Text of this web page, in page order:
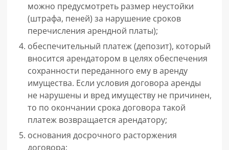
можно предусмотреть размер неустойки
(штрафа, пеней) за нарушение сроков
перечисления арендной платы);
обеспечительный платеж (депозит), который
вносится арендатором в целях обеспечения
сохранности переданного ему в аренду
имущества. Если условия договора аренды
не нарушены и вред имуществу не причинен,
то по окончании срока договора такой
платеж возвращается арендатору;
основания досрочного расторжения
договора;